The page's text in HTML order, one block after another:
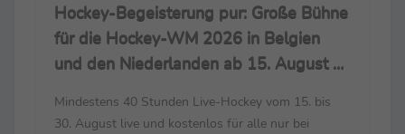
Hockey-Begeisterung pur: Große Bühne
für die Hockey-WM 2026 in Belgien
und den Niederlanden ab 15. August –
MagentaTV
Mindestens 40 Stunden Live-Hockey vom 15. bis
30. August live und kostenlos für alle nur bei